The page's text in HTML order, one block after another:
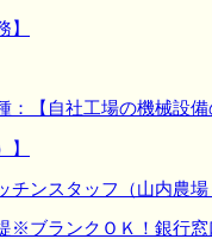
【自社工場の機械設備
ンスタッフ（山内農
ブランクＯＫ！銀行窓